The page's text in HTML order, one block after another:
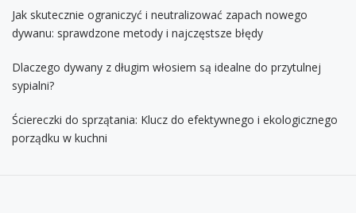
Jak skutecznie ograniczyć i neutralizować zapach nowego
dywanu: sprawdzone metody i najczęstsze błędy
Dlaczego dywany z długim włosiem są idealne do przytulnej
sypialni?
Ściereczki do sprzątania: Klucz do efektywnego i ekologicznego
porządku w kuchni